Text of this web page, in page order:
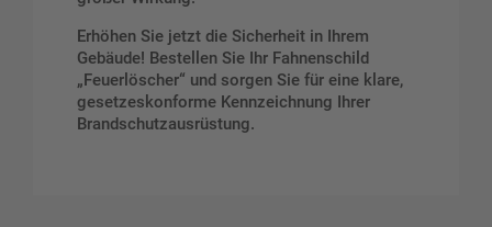
Erhöhen Sie jetzt die Sicherheit in Ihrem
Gebäude! Bestellen Sie Ihr Fahnenschild
„Feuerlöscher“ und sorgen Sie für eine klare,
gesetzeskonforme Kennzeichnung Ihrer
Brandschutzausrüstung.